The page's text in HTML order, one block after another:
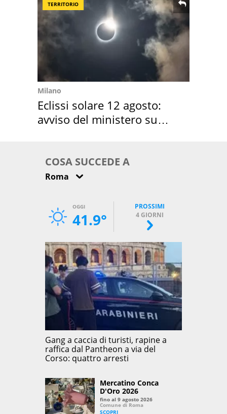
TERRITORIO
Milano
Eclissi solare 12 agosto:
avviso del ministero su